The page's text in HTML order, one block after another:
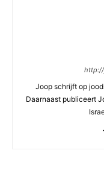
http://
Joop schrijft op
Daarnaast publiceert